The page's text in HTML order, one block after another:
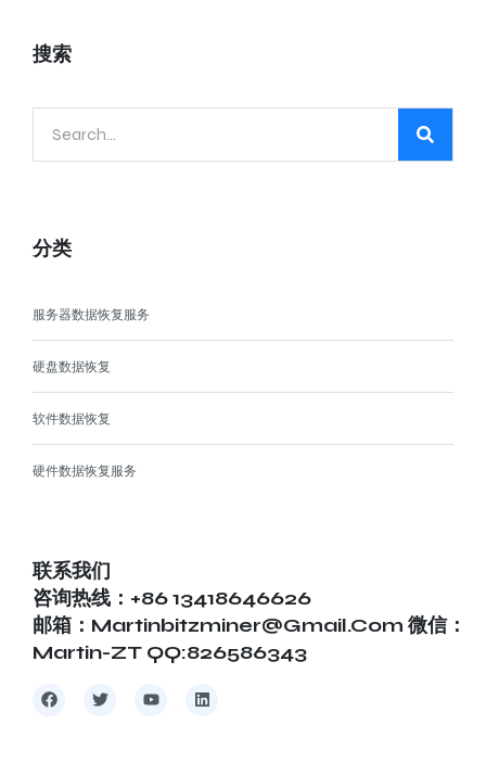
搜索
分类
服务器数据恢复服务
硬盘数据恢复
软件数据恢复
硬件数据恢复服务
联系我们
咨询热线：+86 13418646626
邮箱：martinbitzminer@gmail.com 微信：
Martin-ZT QQ:826586343